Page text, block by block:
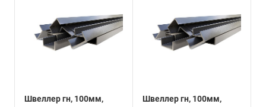
Швеллер гн, 100мм,
Швеллер гн, 100мм,